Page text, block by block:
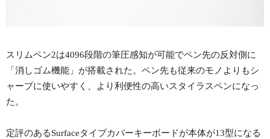
スリムペン2は4096段階の筆圧感知が可能でペン先の反対側に
「消しゴム機能」が搭載された。ペン先も従来のモノよりもシ
ャープに使いやすく、より利便性の高いスタイラスペンになっ
た。
定評のあるSurfaceタイプカバーキーボードが本体が13型になる